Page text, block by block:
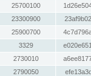
25700100
23300900
25900700
3329
2730010
2790050